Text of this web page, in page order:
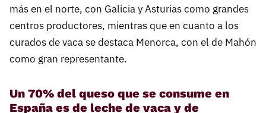
más en el norte, con Galicia y Asturias como grandes
centros productores, mientras que en cuanto a los
curados de vaca se destaca Menorca, con el de Mahón
como gran representante.
Un 70% del queso que se consume en
España es de leche de vaca y de